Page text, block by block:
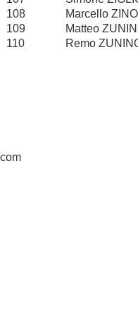
108
Marcello
109
Matteo
110
Remo
com